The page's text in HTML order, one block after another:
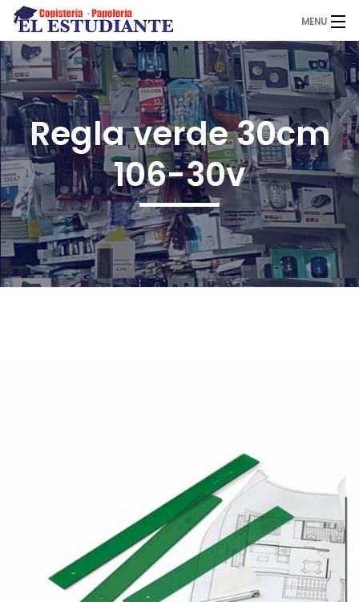
MENU
El Estudiante
Copistería
Papelería
Servicios
¡Imprimir!
Regla verde 30cm
106-30v